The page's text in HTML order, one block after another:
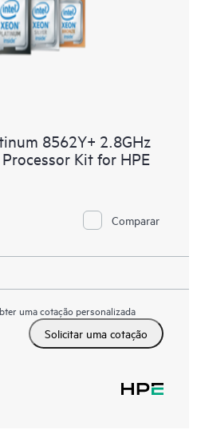
8562Y+ 2.8GHz
Kit for HPE
Comparar
uma cotação personalizada
Solicitar uma cotação